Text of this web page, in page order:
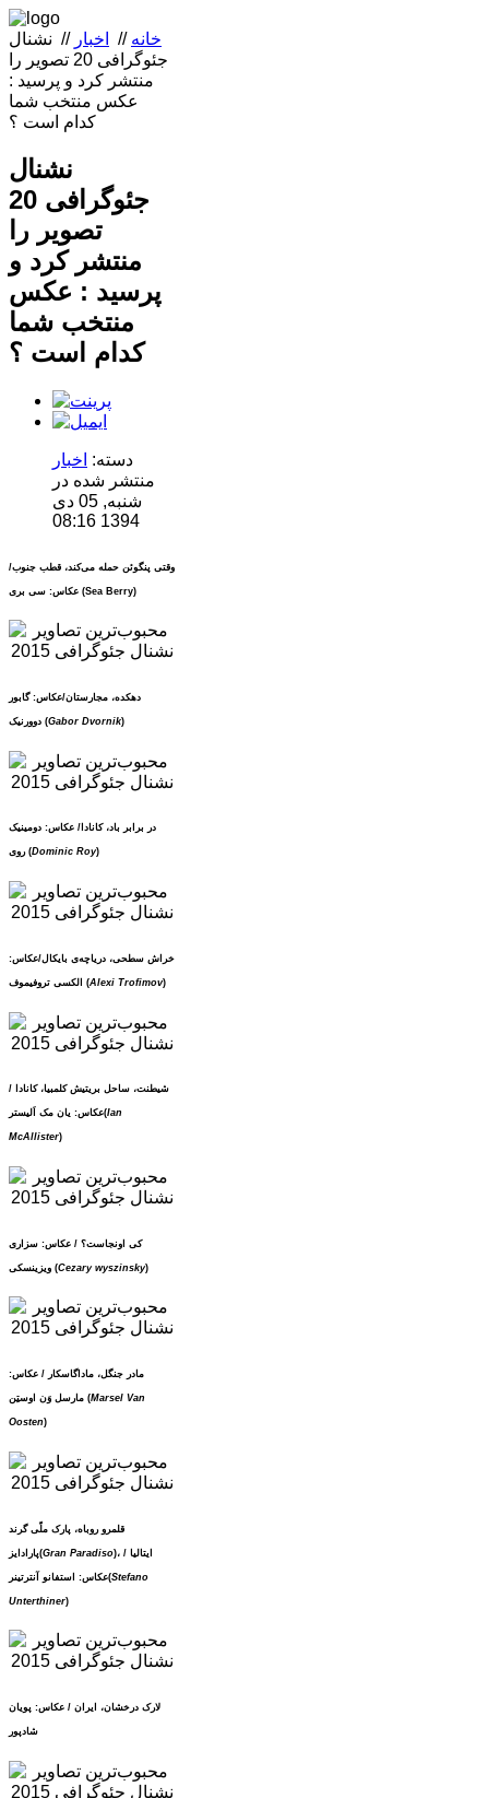
خانه // اخبار // نشنال
جئوگرافی 20 تصویر را
منتشر کرد و پرسید :
عکس منتخب شما
کدام است ؟
نشنال
جئوگرافی 20
تصویر را
منتشر کرد و
پرسید : عکس
منتخب شما
کدام است ؟
دسته: اخبار
منتشر شده در
شنبه, 05 دی
1394 08:16
وقتی پنگوئن حمله می‌کند، قطب جنوب/
عکاس: سی بری (Sea Berry)
دهکده، مجارستان/عکاس: گابور
دوورنیک (Gabor Dvornik)
در برابر باد، کانادا/ عکاس: دومینیک
روی (Dominic Roy)
خراش سطحی، دریاچه‌ی بایکال/عکاس:
الکسی تروفیموف (Alexi Trofimov)
شیطنت، ساحل بریتیش کلمبیا، کانادا /
عکاس: یان مک اَلیستر(Ian
McAllister)
کی اونجاست؟ / عکاس: سزاری
ویزینسکی (Cezary wyszinsky)
مادر جنگل، ماداگاسکار / عکاس:
مارسل وَن اوستِن (Marsel Van
Oosten)
قلمرو روباه، پارک ملّی گرند
پارادایز(Gran Paradiso)، ایتالیا /
عکاس: استفانو آنترتینر(Stefano
Unterthiner)
لارک درخشان، ایران / عکاس: پویان
شادپور